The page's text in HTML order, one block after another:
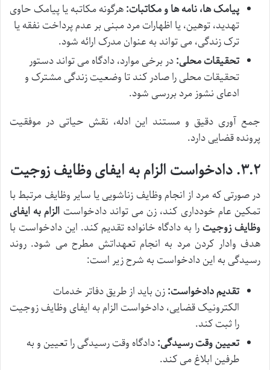
پیامک ها، نامه ها و مکاتبات:هرگونه مکاتبه یا پیامک حاوی
تهدید، توهین، یا اظهارات مرد مبنی بر عدم پرداخت نفقه یا
ترک زندگی، می تواند به عنوان مدرک ارائه شود.
تحقیقات محلی:در برخی موارد، دادگاه می تواند دستور
تحقیقات محلی را صادر کند تا وضعیت زندگی مشترک و
ادعای نشوز مرد بررسی شود.
جمع آوری دقیق و مستند این ادله، نقش حیاتی در موفقیت
پرونده قضایی دارد.
۳.۲. دادخواست الزام به ایفای وظایف زوجیت
در صورتی که مرد از انجام وظایف زناشویی یا سایر وظایف مرتبط با
تمکین عام خودداری کند، زن می تواند دادخواست الزام به ایفای
وظایف زوجیترا به دادگاه خانواده تقدیم کند. این دادخواست با
هدف وادار کردن مرد به انجام تعهداتش مطرح می شود. روند
رسیدگی به این دادخواست به شرح زیر است:
تقدیم دادخواست:زن باید از طریق دفاتر خدمات
الکترونیک قضایی، دادخواست الزام به ایفای وظایف زوجیت
را ثبت کند.
تعیین وقت رسیدگی:دادگاه وقت رسیدگی را تعیین و به
طرفین ابلاغ می کند.